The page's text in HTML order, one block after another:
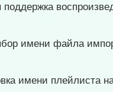
поддержка
имени файла
имени плейлиста